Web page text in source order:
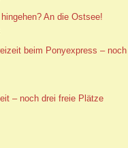
An die Ostsee!
beim Ponyexpress – noch
– noch drei freie Plätze